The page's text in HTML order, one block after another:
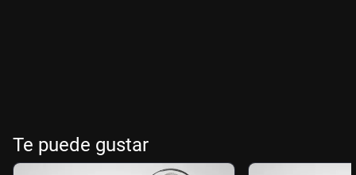
Te puede gustar